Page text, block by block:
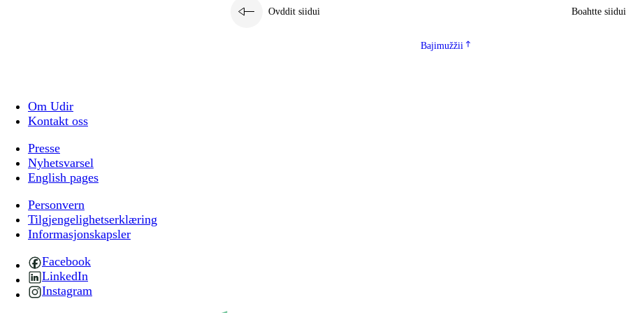
Ovddit siidui Boahtte siidui
Bajimužžii
Om Udir
Kontakt oss
Presse
Nyhetsvarsel
English pages
Personvern
Tilgjengelighetserklæring
Informasjonskapsler
Facebook
LinkedIn
Instagram